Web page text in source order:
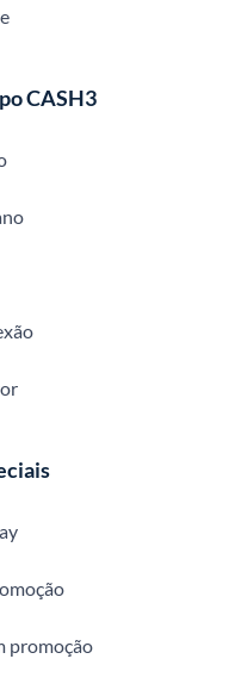
CASH3
promoção